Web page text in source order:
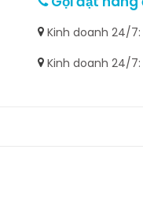
Kinh doanh 24/7:
Kinh doanh 24/7: